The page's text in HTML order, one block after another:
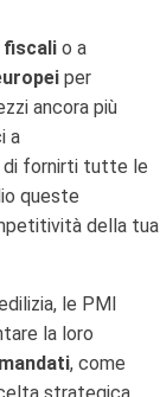
fiscali o a
per
ancora più
a
di fornirti tutte le
queste
della tua
le PMI
la loro
, come